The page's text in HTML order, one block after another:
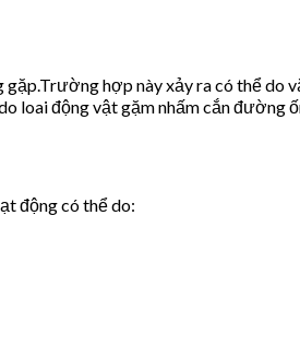
hợp này xảy ra có thể do
loai động vật gặm nhấm cắn đường
động có thể do: